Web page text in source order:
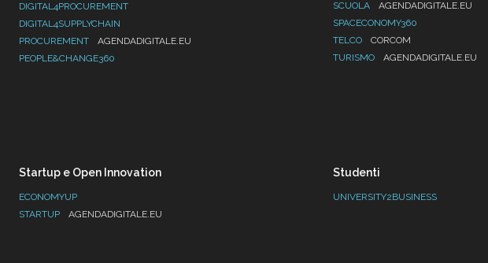
DIGITAL4PROCUREMENT
DIGITAL4SUPPLYCHAIN
PROCUREMENT
AGENDADIGITALE.EU
PEOPLE&CHANGE360
SCUOLA
AGENDADIGITALE.EU
SPACECONOMY360
TELCO
CORCOM
TURISMO
AGENDADIGITALE.EU
Startup e Open Innovation
ECONOMYUP
STARTUP
AGENDADIGITALE.EU
Studenti
UNIVERSITY2BUSINESS